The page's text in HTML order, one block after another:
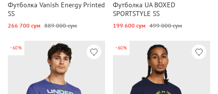
Футболка Vanish Energy Printed
SS
266 700 сум 889 000 сум
Футболка UA BOXED
SPORTSTYLE SS
199 600 сум 499 000 сум
-60% -60%